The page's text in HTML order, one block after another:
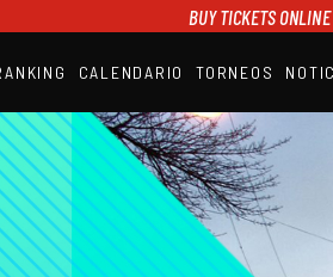
BUY TICKETS
CALENDARIO TORNEOS